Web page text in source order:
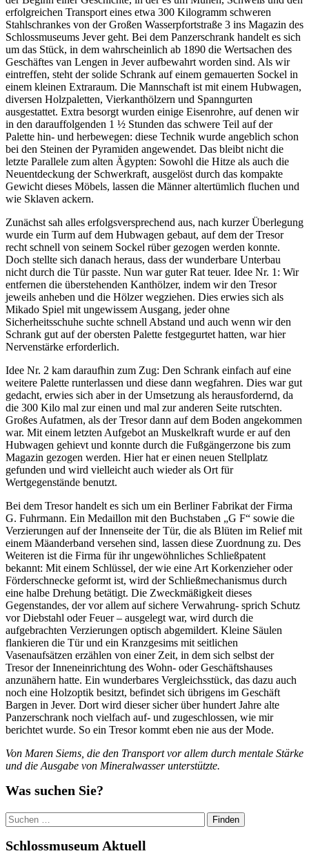
erfolgreichen Transport eines etwa 300 Kilogramm schweren
Stahlschrankes von der Großen Wasserpfortstraße 3 ins Magazin des
Schlossmuseums Jever geht. Bei dem Panzerschrank handelt es sich
um das Stück, in dem wahrscheinlich ab 1890 die Wertsachen des
Geschäftes van Lengen in Jever aufbewahrt worden sind. Als wir
eintreffen, steht der solide Schrank auf einem gemauerten Sockel in
einem kleinen Extraraum. Die Mannschaft ist mit einem Hubwagen,
diversen Holzpaletten, Vierkanthölzern und Spanngurten
ausgestattet. Extra besorgt wurden einige Eisenrohre, auf denen wir
in den darauffolgenden 1 ½ Stunden das schwere Teil auf der
Palette hin- und herbewegen: diese Technik wurde angeblich schon
bei den Steinen der Pyramiden angewendet. Das bleibt nicht die
letzte Parallele zum alten Ägypten: Sowohl die Hitze als auch die
Neuentdeckung der Schwerkraft, ausgelöst durch das kompakte
Gewicht dieses Möbels, lassen die Männer altertümlich fluchen und
wie Sklaven ackern.
Zunächst sah alles erfolgsversprechend aus, nach kurzer Überlegung
wurde ein Turm auf dem Hubwagen gebaut, auf dem der Tresor
recht schnell von seinem Sockel rüber gezogen werden konnte.
Doch stellte sich danach heraus, dass der wunderbare Unterbau
nicht durch die Tür passte. Nun war guter Rat teuer. Idee Nr. 1: Wir
entfernen die überstehenden Kanthölzer, indem wir den Tresor
jeweils anheben und die Hölzer wegziehen. Dies erwies sich als
Mikado Spiel mit ungewissem Ausgang, jeder ohne
Sicherheitsschuhe suchte schnell Abstand und auch wenn wir den
Schrank gut auf der obersten Palette festgegurtet hatten, war hier
Nervenstärke erforderlich.
Idee Nr. 2 kam daraufhin zum Zug: Den Schrank einfach auf eine
weitere Palette runterlassen und diese dann wegfahren. Dies war gut
gedacht, erwies sich aber in der Umsetzung als herausfordernd, da
die 300 Kilo mal zur einen und mal zur anderen Seite rutschten.
Großes Aufatmen, als der Tresor dann auf dem Boden angekommen
war. Mit einem letzten Aufgebot an Muskelkraft wurde er auf den
Hubwagen gehievt und konnte durch die Fußgängerzone bis zum
Magazin gezogen werden. Hier hat er einen neuen Stellplatz
gefunden und wird vielleicht auch wieder als Ort für
Wertgegenstände benutzt.
Bei dem Tresor handelt es sich um ein Berliner Fabrikat der Firma
G. Fuhrmann. Ein Medaillon mit den Buchstaben „G F“ sowie die
Verzierungen auf der Innenseite der Tür, die als Blüten im Relief mit
einem Mäanderband versehen sind, lassen diese Zuordnung zu. Des
Weiteren ist die Firma für ihr ungewöhnliches Schließpatent
bekannt: Mit einem Schlüssel, der wie eine Art Korkenzieher oder
Förderschnecke geformt ist, wird der Schließmechanismus durch
eine halbe Drehung betätigt. Die Zweckmäßigkeit dieses
Gegenstandes, der vor allem auf sichere Verwahrung- sprich Schutz
vor Diebstahl oder Feuer – ausgelegt war, wird durch die
aufgebrachten Verzierungen optisch abgemildert. Kleine Säulen
flankieren die Tür und ein Kranzgesims mit seitlichen
Vasenaufsätzen erzählen von einer Zeit, in dem sich selbst der
Tresor der Inneneinrichtung des Wohn- oder Geschäftshauses
anzunähern hatte. Ein wunderbares Vergleichsstück, das dazu auch
noch eine Holzoptik besitzt, befindet sich übrigens im Geschäft
Bargen in Jever. Dort wird dieser sicher über hundert Jahre alte
Panzerschrank noch vielfach auf- und zugeschlossen, wie mir
berichtet wurde. So ein Tresor kommt eben nie aus der Mode.
Von Maren Siems, die den Transport vor allem durch mentale Stärke
und die Ausgabe von Mineralwasser unterstützte.
Was suchen Sie?
Suchen
nach:
Schlossmuseum Aktuell